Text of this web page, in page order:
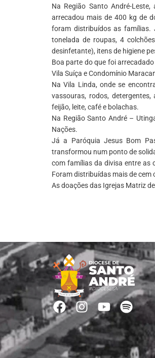
Na Região Santo André-
arrecadou mais de 400 kg de
foram distribuídos as famílias.
tonelada de roupas, 4
desinfetante), itens de higiene
Boa parte do que foi
Vila Suíça e Condomínio
Na Vila Linda, onde se
vassouras, rodos,
feijão, leite, café e bolachas.
Na Região Santo André –
Nações.
Já a Paróquia Jesus Bom
transformou num ponto de
com famílias da divisa entre as
Foram distribuídas mais de cem
As doações das Igrejas Matriz